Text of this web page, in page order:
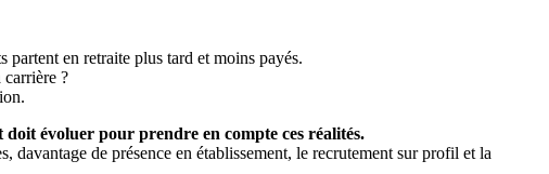
partent en retraite plus tard et moins payés.
carrière ?
doit évoluer pour prendre en compte ces réalités.
de présence en établissement, le recrutement sur profil et la